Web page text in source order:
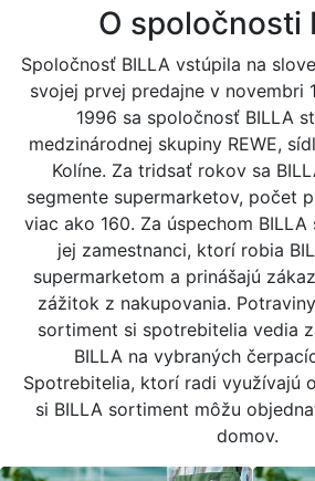
O spoločnosti
Spoločnosť BILLA vstúpila na
svojej prvej predajne v novembri
1996 sa spoločnosť BILLA
medzinárodnej skupiny REWE,
Kolíne. Za tridsať rokov sa
segmente supermarketov, počet
viac ako 160. Za úspechom
jej zamestnanci, ktorí robia
supermarketom a prinášajú
zážitok z nakupovania.
sortiment si spotrebitelia vedia
BILLA na vybraných
Spotrebitelia, ktorí radi využívajú
si BILLA sortiment môžu
domov.